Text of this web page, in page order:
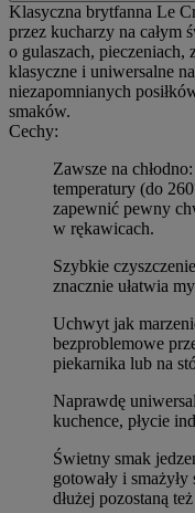
Klasyczna brytfanna Le
przez kucharzy na całym
o gulaszach, pieczeniach,
klasyczne i uniwersalne
niezapomnianych
smaków.
Cechy:
Zawsze na
temperatury (do
zapewnić pewny
w rękawicach.
Szybkie
znacznie ułatwia
Uchwyt jak
bezproblemowe
piekarnika lub na
Naprawdę
kuchence, płycie
Świetny smak
gotowały i
dłużej pozostaną